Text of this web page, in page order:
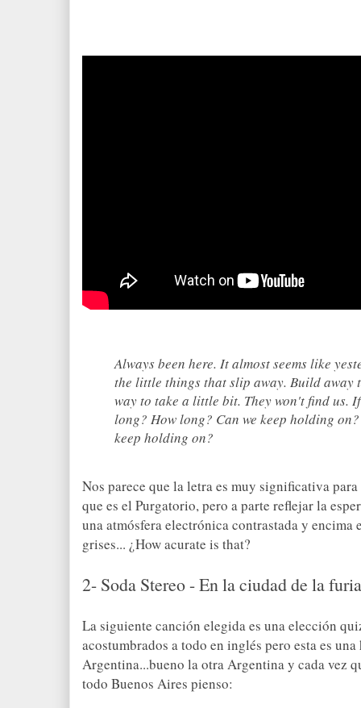
Always been here. It almost seems like
the little things that slip away. Build away
way to take a little bit. They won't find us.
long? How long? Can we keep holding
keep holding on?
Nos parece que la letra es muy significativa
que es el Purgatorio, pero a parte reflejar la
una atmósfera electrónica contrastada y encima
grises... ¿How acurate is that?
2- Soda Stereo - En la ciudad de la
La siguiente canción elegida es una elección
acostumbrados a todo en inglés pero esta es
Argentina...bueno la otra Argentina y cada vez
todo Buenos Aires pienso: